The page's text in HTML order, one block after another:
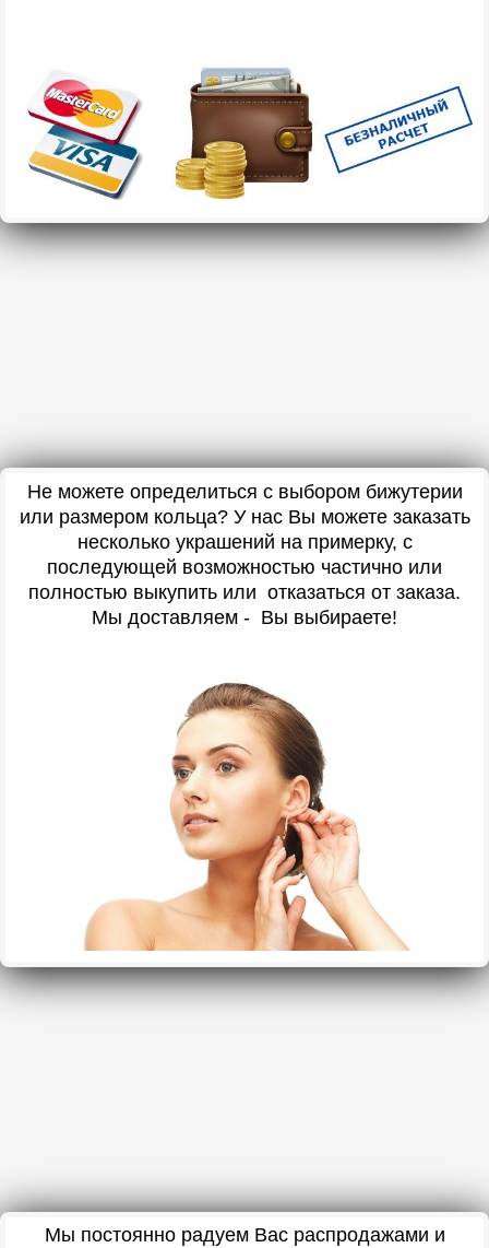
Не можете определиться с выбором бижутерии
или размером кольца? У нас Вы можете заказать
несколько украшений на примерку, с
последующей возможностью частично или
полностью выкупить или отказаться от заказа.
Мы доставляем - Вы выбираете!
Мы постоянно радуем Вас распродажами и